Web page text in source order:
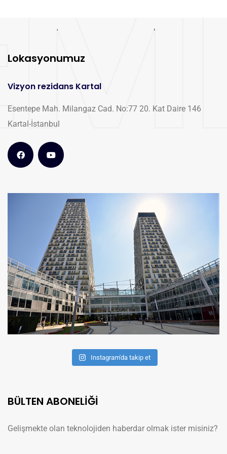
Lokasyonumuz
Vizyon rezidans Kartal
Esentepe Mah. Milangaz Cad. No:77 20. Kat Daire 146
Kartal-İstanbul
Instagram'da takip et
BÜLTEN ABONELİĞİ
Gelişmekte olan teknolojiden haberdar olmak ister misiniz?